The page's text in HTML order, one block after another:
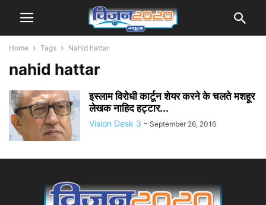
Home Tags Nahid hattar
nahid hattar
इस्लाम विरोधी कार्टून शेयर करने के चलते मशहूर
लेखक नाहिद हट्टार...
Vision Desk 3 - September 26, 2016